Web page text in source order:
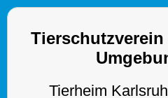
Tierheim